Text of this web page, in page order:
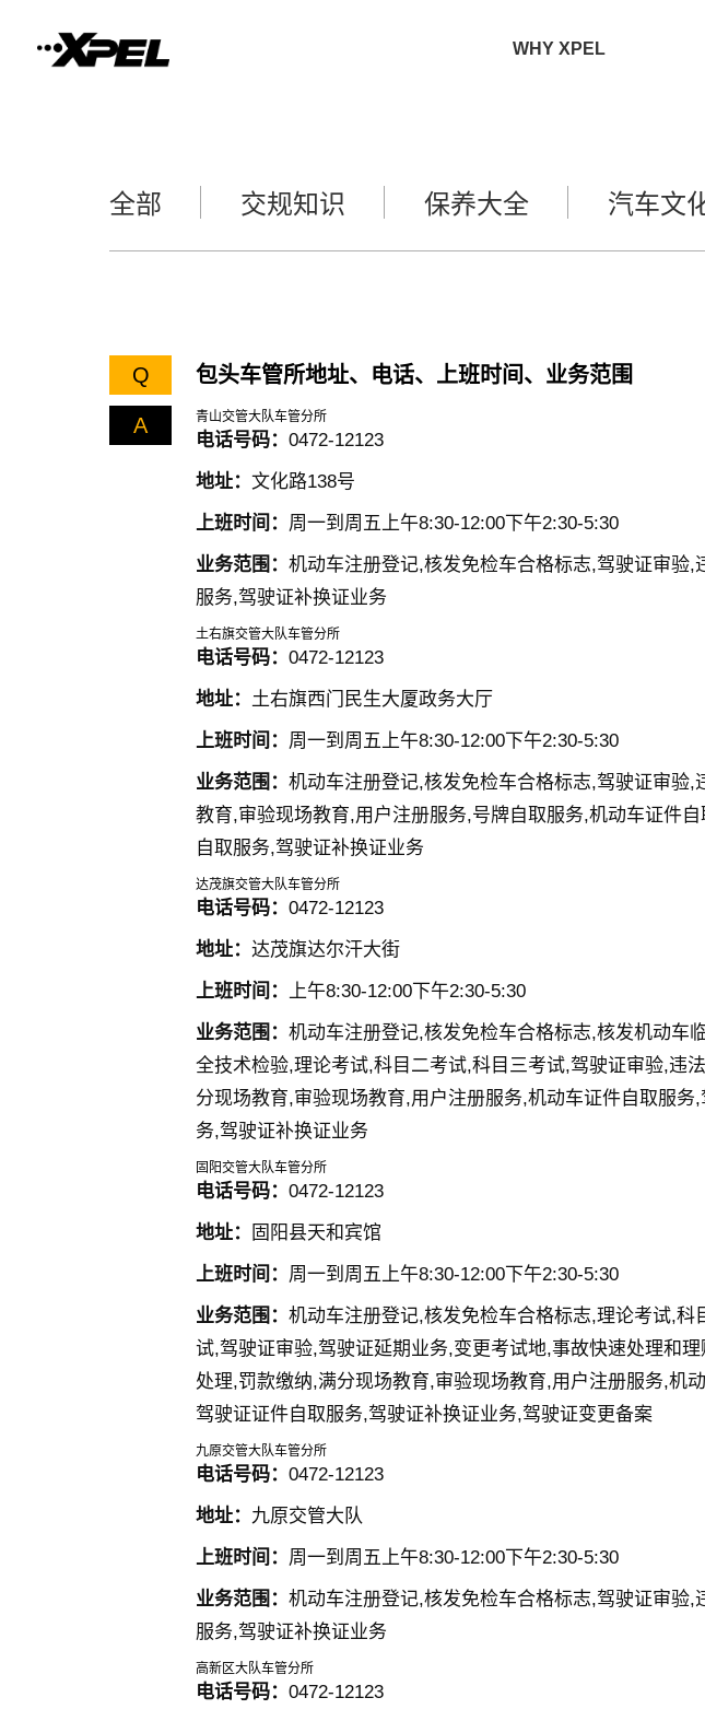
WHY XPEL
全部 交规知识 保养大全 汽车文
Q 包头车管所地址、电话、上班时间、业务范围
A 青山交管大队车管分所
电话号码： 0472-12123
地址： 文化路138号
上班时间： 周一到周五上午8:30-12:00下午2:30-5:30
业务范围： 机动车注册登记,核发免检车合格标志,驾驶证审验,
服务,驾驶证补换证业务
土右旗交管大队车管分所
电话号码： 0472-12123
地址： 土右旗西门民生大厦政务大厅
上班时间： 周一到周五上午8:30-12:00下午2:30-5:30
业务范围： 机动车注册登记,核发免检车合格标志,驾驶证审验,
教育,审验现场教育,用户注册服务,号牌自取服务,机动车证件
自取服务,驾驶证补换证业务
达茂旗交管大队车管分所
电话号码： 0472-12123
地址： 达茂旗达尔汗大街
上班时间： 上午8:30-12:00下午2:30-5:30
业务范围： 机动车注册登记,核发免检车合格标志,核发机动车
全技术检验,理论考试,科目二考试,科目三考试,驾驶证审验,违
分现场教育,审验现场教育,用户注册服务,机动车证件自取服务
务,驾驶证补换证业务
固阳交管大队车管分所
电话号码： 0472-12123
地址：
固阳县天和宾馆
上班时间： 周一到周五上午8:30-12:00下午2:30-5:30
业务范围： 机动车注册登记,核发免检车合格标志,理论考试,科
试,驾驶证审验,驾驶证延期业务,变更考试地,事故快速处理和
处理,罚款缴纳,满分现场教育,审验现场教育,用户注册服务,机
驾驶证证件自取服务,驾驶证补换证业务,驾驶证变更备案
九原交管大队车管分所
电话号码： 0472-12123
地址： 九原交管大队
上班时间： 周一到周五上午8:30-12:00下午2:30-5:30
业务范围： 机动车注册登记,核发免检车合格标志,驾驶证审验,
服务,驾驶证补换证业务
高新区大队车管分所
电话号码： 0472-12123